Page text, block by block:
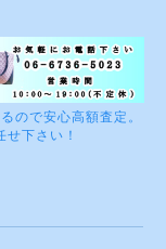
ので安心高額査定。
下さい！